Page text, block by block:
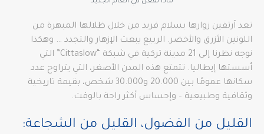
تعد آرتفين زوارها بسلام فريد من خلال ظلالها المبهرة من
اللونين الأزرق والأخضر. الربيع يبعث الإزهار والتجدد … وهكذا
نوجه نظرنا إلى 21 مدينة تركية في شبكة “Cittaslow” التي
أسستها إيطاليا. تتمتع هذه المدن الأصغر، التي يتراوح عدد
سكانها عمومًا بين 20.000 و30.000 شخص، بقيمة تاريخية
وثقافية وطبيعية – وإحساس أكثر راحة بالوقت.
القليل من الفضول، القليل من الشجاعة: